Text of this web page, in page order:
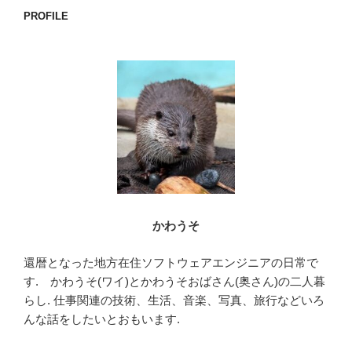
ー
PROFILE
かわうそ
還暦となった地方在住ソフトウェアエンジニアの日常で
す. かわうそ(ワイ)とかわうそおばさん(奥さん)の二人暮
らし. 仕事関連の技術、生活、音楽、写真、旅行などいろ
んな話をしたいとおもいます.